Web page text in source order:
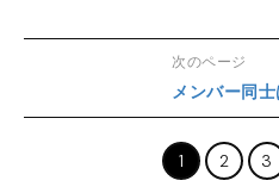
次のページ
メンバー同士
1 2 3